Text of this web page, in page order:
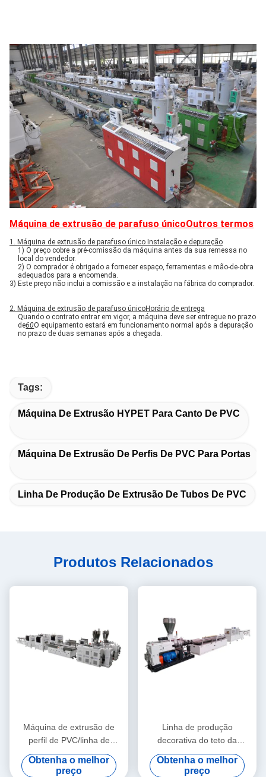
Máquina de extrusão de parafuso únicoOutros termos
1. Máquina de extrusão de parafuso único Instalação e depuração
1) O preço cobre a pré-comissão da máquina antes da sua remessa no
local do vendedor.
2) O comprador é obrigado a fornecer espaço, ferramentas e mão-de-obra
adequados para a encomenda.
3) Este preço não inclui a comis­são e a instalação na fábrica do comprador.
2. Máquina de extrusão de parafuso únicoHorário de entrega
Quando o contrato entrar em vigor, a máquina deve ser entregue no prazo
de60O equipamento estará em funcionamento normal após a depuração
no prazo de duas semanas após a chegada.
Tags:
Máquina De Extrusão HYPET Para Canto De PVC
Máquina De Extrusão De Perfis De PVC Para Portas
Linha De Produção De Extrusão De Tubos De PVC
Produtos Relacionados
Máquina de extrusão de
perfil de PVC/linha de
extrusão de perfil de PVC
Obtenha o melhor
preço
Linha de produção
decorativa do teto da
máquina da extrusão do
perfil de WPC/WPC
Obtenha o melhor
preço